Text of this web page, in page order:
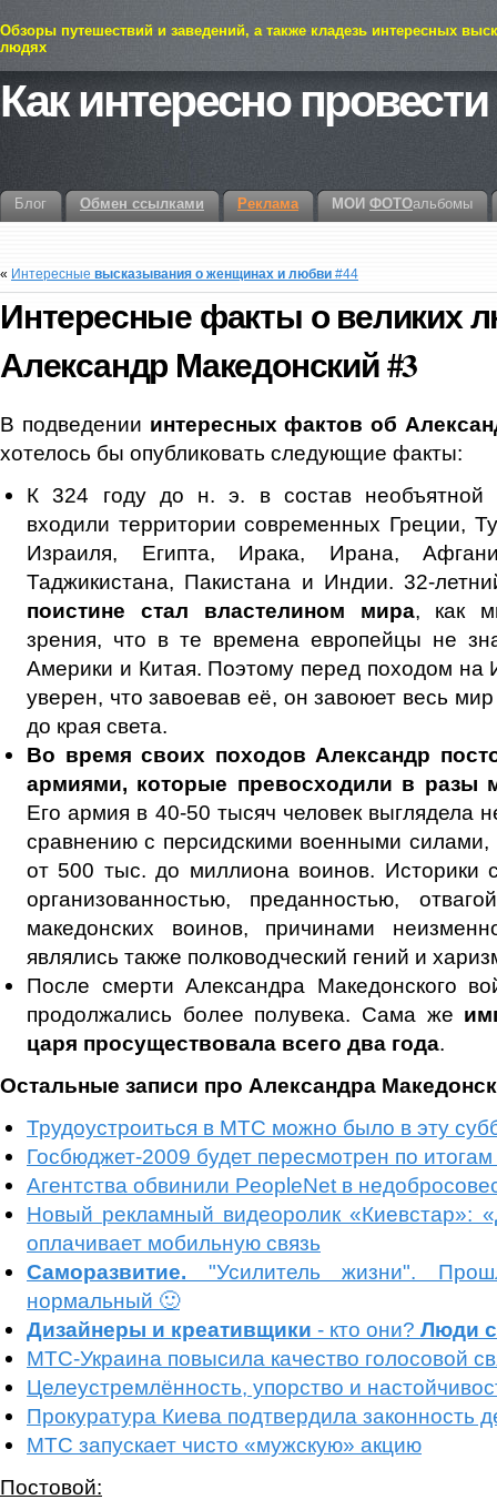
Обзоры путешествий и заведений, а также кладезь интересных
людях
Как интересно
Блог Обмен ссылками Реклама МОИ ФОТОальбомы
« Интересные высказывания о женщинах и любви #44
Интересные факты о великих
Александр Македонский#3
В подведении интересных фактов об
хотелось бы опубликовать следующие факты:
К 324 году до н. э. в состав необъятной
входили территории современных Греции,
Израиля, Египта, Ирака, Ирана,
Таджикистана, Пакистана и Индии. 32-
поистине стал властелином мира, как
зрения, что в те времена европейцы не
Америки и Китая. Поэтому перед походом
уверен, что завоевав её, он завоюет весь
до края света.
Во время своих походов Александр
армиями, которые превосходили в разы
Его армия в 40-50 тысяч человек выглядела
сравнению с персидскими военными силами,
от 500 тыс. до миллиона воинов. Историки
организованностью, преданностью,
македонских воинов, причинами
являлись также полководческий гений и
После смерти Александра Македонского
продолжались более полувека. Сама же
царя просуществовала всего два года.
Остальные записи про Александра
Трудоустроиться в МТС можно было в эту
Госбюджет-2009 будет пересмотрен по итогам
Агентства обвинили PeopleNet в
Новый рекламный видеоролик «Киевстар»:
оплачивает мобильную связь
Саморазвитие. "Усилитель жизни".
нормальный 🙂
Дизайнеры и креативщики - кто они? Люди
МТС-Украина повысила качество голосовой
Целеустремлённость, упорство и
Прокуратура Киева подтвердила законность
МТС запускает чисто «мужскую» акцию
Постовой: